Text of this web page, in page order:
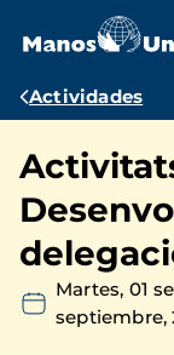
contenido
Ruta
Actividades
Martes, 01
septiembre,